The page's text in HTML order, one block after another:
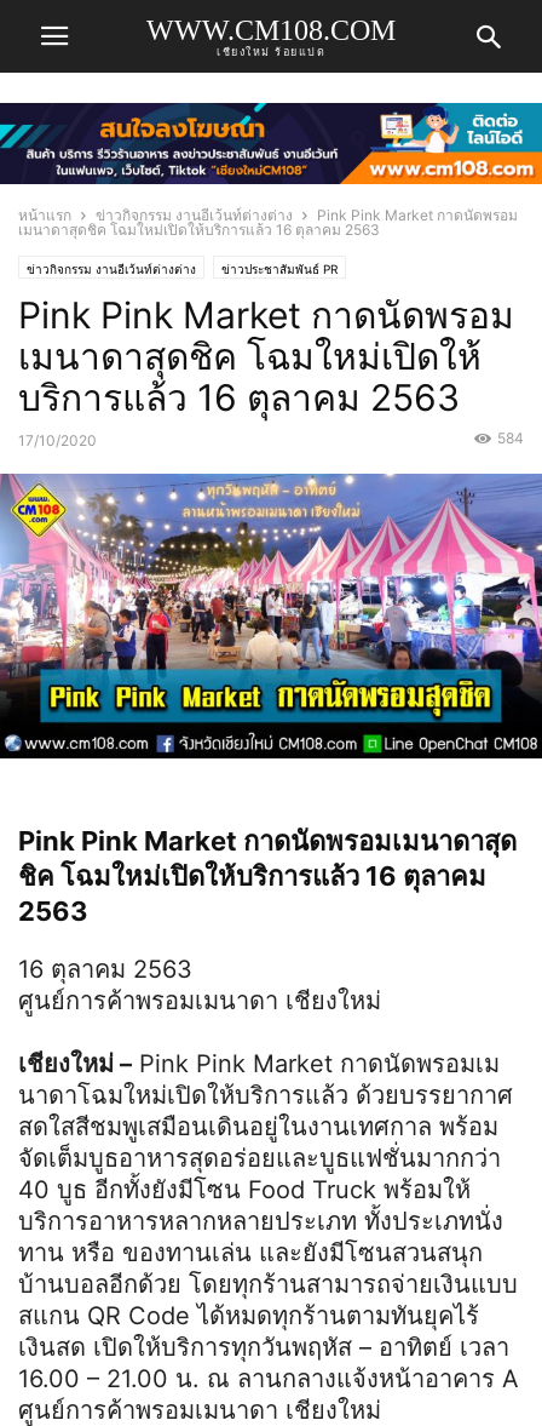
WWW.CM108.COM
เชียงใหม่ ร้อยแปด
หน้าแรก ข่าวกิจกรรม งานอีเว้นท์ต่างต่าง
Pink Pink Market กาดนัดพรอม
เมนาดาสุดชิค โฉมใหม่เปิดให้บริการแล้ว 16 ตุลาคม 2563
ข่าวกิจกรรม งานอีเว้นท์ต่างต่าง ข่าวประชาสัมพันธ์ PR
Pink Pink Market กาดนัดพรอม
เมนาดาสุดชิค โฉมใหม่เปิดให้
บริการแล้ว 16 ตุลาคม 2563
17/10/2020 584
Pink Pink Market กาดนัดพรอมเมนาดาสุด
ชิค โฉมใหม่เปิดให้บริการแล้ว 16 ตุลาคม
2563
16 ตุลาคม 2563
ศูนย์การค้าพรอมเมนาดา เชียงใหม่
เชียงใหม่ – Pink Pink Market กาดนัดพรอมเม
นาดาโฉมใหม่เปิดให้บริการแล้ว ด้วยบรรยากาศ
สดใสสีชมพูเสมือนเดินอยู่ในงานเทศกาล พร้อม
จัดเต็มบูธอาหารสุดอร่อยและบูธแฟชั่นมากกว่า
40 บูธ อีกทั้งยังมีโซน Food Truck พร้อมให้
บริการอาหารหลากหลายประเภท ทั้งประเภทนั่ง
ทาน หรือ ของทานเล่น และยังมีโซนสวนสนุก
บ้านบอลอีกด้วย โดยทุกร้านสามารถจ่ายเงินแบบ
สแกน QR Code ได้หมดทุกร้านตามทันยุคไร้
เงินสด เปิดให้บริการทุกวันพฤหัส – อาทิตย์ เวลา
16.00 – 21.00 น. ณ ลานกลางแจ้งหน้าอาคาร A
ศูนย์การค้าพรอมเมนาดา เชียงใหม่